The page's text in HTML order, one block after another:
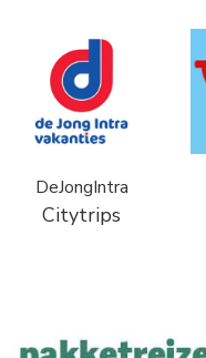
DeJongIntra
Citytrips